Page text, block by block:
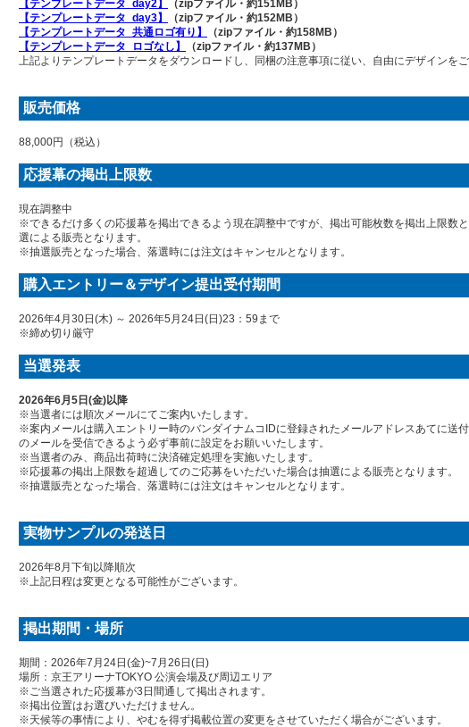
【テンプレートデータ_day2】
（zipファイル・約151MB）
【テンプレートデータ_day3】
（zipファイル・約152MB）
【テンプレートデータ_共通ロゴ有り】
（zipファイル・約158MB）
【テンプレートデータ_ロゴなし】
（zipファイル・約137MB）
上記よりテンプレートデータをダウンロードし、同梱の注意事項に従い、自由にデザインを
販売価格
88,000円（税込）
応援幕の掲出上限数
現在調整中
※できるだけ多くの応援幕を掲出できるよう現在調整中ですが、掲出可能枚数を掲出上限数
選による販売となります。
※抽選販売となった場合、落選時には注文はキャンセルとなります。
購入エントリー＆デザイン提出受付期間
2026年4月30日(木) ～ 2026年5月24日(日)23：59まで
※締め切り厳守
当選発表
2026年6月5日(金)以降
※当選者には順次メールにてご案内いたします。
※案内メールは購入エントリー時のバンダイナムコIDに登録されたメールアドレスあてに送
のメールを受信できるよう必ず事前に設定をお願いいたします。
※当選者のみ、商品出荷時に決済確定処理を実施いたします。
※応援幕の掲出上限数を超過してのご応募をいただいた場合は抽選による販売となります。
※抽選販売となった場合、落選時には注文はキャンセルとなります。
実物サンプルの発送日
2026年8月下旬以降順次
※上記日程は変更となる可能性がございます。
掲出期間・場所
期間：2026年7月24日(金)~7月26日(日)
場所：京王アリーナTOKYO 公演会場及び周辺エリア
※ご当選された応援幕が3日間通して掲出されます。
※掲出位置はお選びいただけません。
※天候等の事情により、やむを得ず掲載位置の変更をさせていただく場合がございます。